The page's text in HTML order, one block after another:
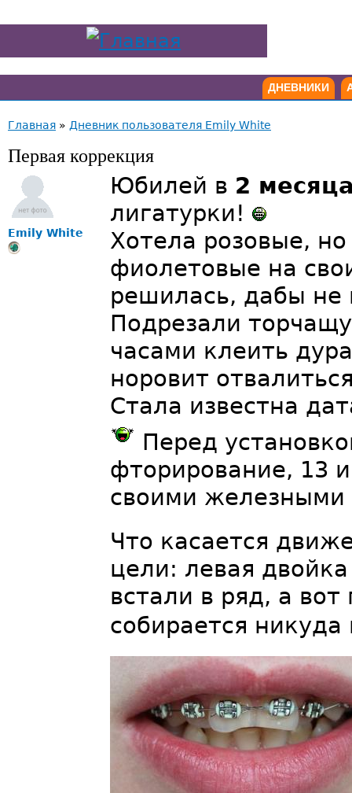
ДНЕВНИКИ
Главная » Дневник пользователя Emily White
Первая коррекция
Emily White
Юбилей в 2
лигатурки!
Хотела розовые,
фиолетовые на
решилась, дабы
Подрезали
часами клеить
норовит
Стала известна
Перед
фторирование, 13
своими
Что касается
цели: левая
встали в ряд, а
собирается